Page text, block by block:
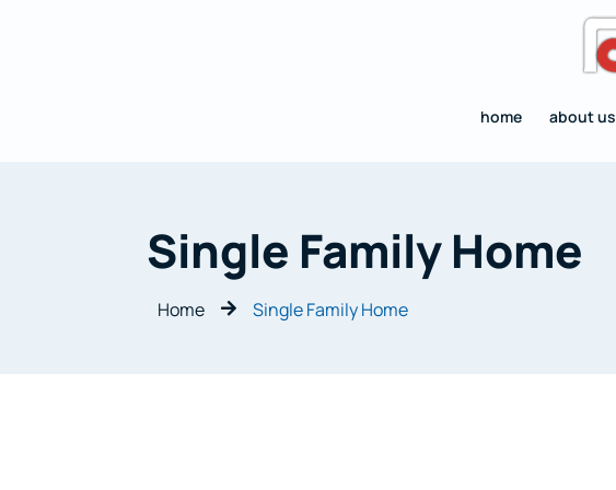
home about us
Single Family Home
Home  Single Family Home